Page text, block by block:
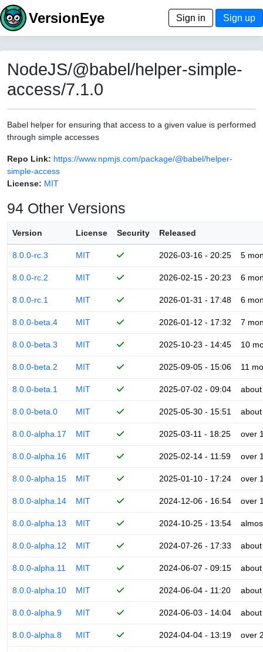
VersionEye Sign in Sign up
NodeJS/@babel/helper-simple-
access/7.1.0
Babel helper for ensuring that access to a given value is performed
through simple accesses
Repo Link: https://www.npmjs.com/package/@babel/helper-
simple-access
License: MIT
94 Other Versions
Version License Security Released
8.0.0-rc.3 MIT 2026-03-16 - 20:25 5
8.0.0-rc.2 MIT 2026-02-15 - 20:23 6
8.0.0-rc.1 MIT 2026-01-31 - 17:48 6
8.0.0-beta.4 MIT 2026-01-12 - 17:32 7
8.0.0-beta.3 MIT 2025-10-23 - 14:45 10
8.0.0-beta.2 MIT 2025-09-05 - 15:06 11
8.0.0-beta.1 MIT 2025-07-02 - 09:04
8.0.0-beta.0 MIT 2025-05-30 - 15:51
8.0.0-alpha.17 MIT 2025-03-11 - 18:25 over
8.0.0-alpha.16 MIT 2025-02-14 - 11:59 over
8.0.0-alpha.15 MIT 2025-01-10 - 17:24 over
8.0.0-alpha.14 MIT 2024-12-06 - 16:54 over
8.0.0-alpha.13 MIT 2024-10-25 - 13:54
8.0.0-alpha.12 MIT 2024-07-26 - 17:33
8.0.0-alpha.11 MIT 2024-06-07 - 09:15
8.0.0-alpha.10 MIT 2024-06-04 - 11:20
8.0.0-alpha.9 MIT 2024-06-03 - 14:04
8.0.0-alpha.8 MIT 2024-04-04 - 13:19 over